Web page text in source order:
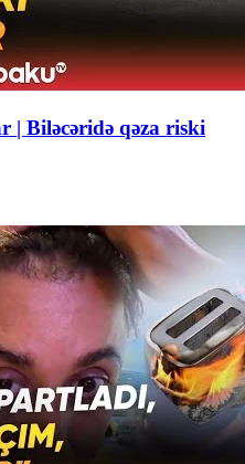
| Biləcəridə qəza riski